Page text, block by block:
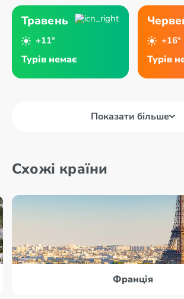
Травень
+11°
Турів немає
+16°
Турів
Показати більше
Схожі країни
Франція